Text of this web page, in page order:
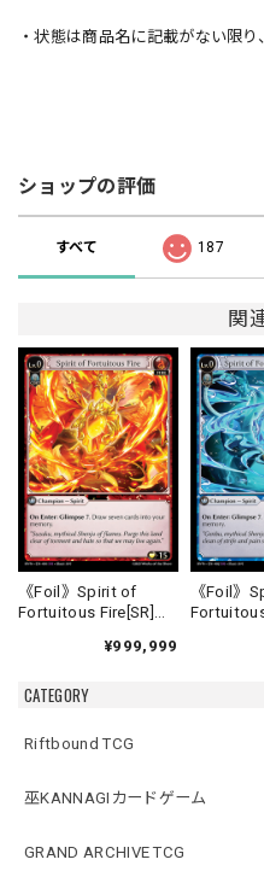
CATEGORY
Riftbound TCG
巫KANNAGIカードゲーム
GRAND ARCHIVE TCG
・状態は商品名に記載がない限
ショップの評価
すべて 187
関
《Foil》Spirit of
Fortuitous Fire[SR]
¥999,999
《Foil》
Fortuitous